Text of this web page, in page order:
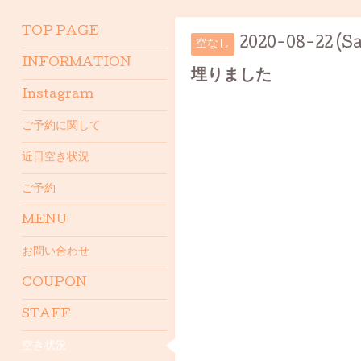
空なし 2020-08-22
埋りました
TOP PAGE
INFORMATION
Instagram
ご予約に関して
近日空き状況
ご予約
MENU
お問い合わせ
COUPON
STAFF
空き状況